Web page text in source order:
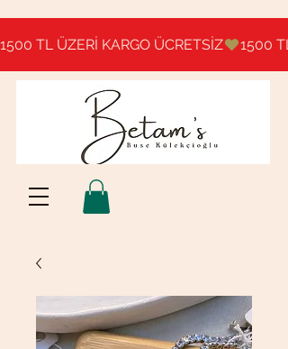
1500 TL ÜZERİ KARGO ÜCRETSİZ